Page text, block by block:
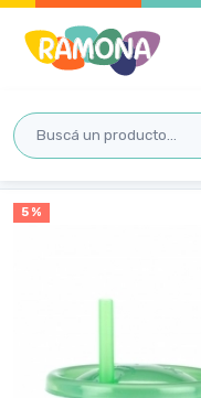
5 %